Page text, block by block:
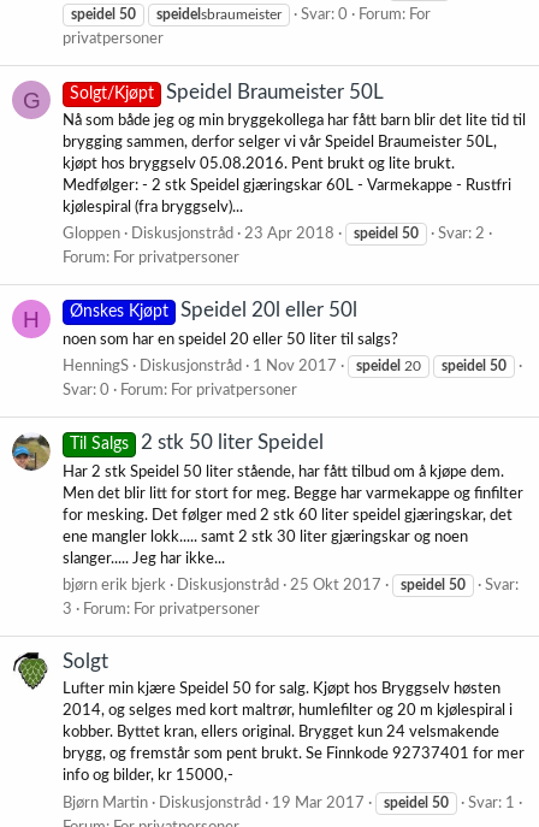
speidel 50 speidel sbraumeister Svar: 0 Forum: For
privatpersoner
G Solgt/Kjøpt Speidel Braumeister 50L
Nå som både jeg og min bryggekollega har fått barn blir det lite tid til
brygging sammen, derfor selger vi vår Speidel Braumeister 50L,
kjøpt hos bryggselv 05.08.2016. Pent brukt og lite brukt.
Medfølger: - 2 stk Speidel gjæringskar 60L - Varmekappe - Rustfri
kjølespiral (fra bryggselv)...
Gloppen
Diskusjonstråd 23 Apr 2018 speidel 50
Svar: 2
Forum: For privatpersoner
H Ønskes Kjøpt Speidel 20l eller 50l
noen som har en speidel 20 eller 50 liter til salgs?
HenningS
Diskusjonstråd 1 Nov 2017 speidel 20 speidel 50
Svar: 0 Forum: For privatpersoner
Til Salgs 2 stk 50 liter Speidel
Har 2 stk Speidel 50 liter stående, har fått tilbud om å kjøpe dem.
Men det blir litt for stort for meg. Begge har varmekappe og finfilter
for mesking. Det følger med 2 stk 60 liter speidel gjæringskar, det
ene mangler lokk..... samt 2 stk 30 liter gjæringskar og noen
slanger..... Jeg har ikke...
bjørn erik bjerk
Diskusjonstråd 25 Okt 2017 speidel 50
Svar:
3
Forum: For privatpersoner
Solgt
Lufter min kjære Speidel 50 for salg. Kjøpt hos Bryggselv høsten
2014, og selges med kort maltrør, humlefilter og 20 m kjølespiral i
kobber. Byttet kran, ellers original. Brygget kun 24 velsmakende
brygg, og fremstår som pent brukt. Se Finnkode 92737401 for mer
info og bilder, kr 15000,-
Bjørn Martin
Diskusjonstråd 19 Mar 2017 speidel 50
Svar: 1